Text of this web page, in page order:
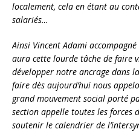
localement, cela en étant au
salariés…
Ainsi Vincent Adami
aura cette lourde tâche de faire
développer notre ancrage dans
faire dès aujourd’hui nous
grand mouvement social porté
section appelle toutes les forces
soutenir le calendrier de